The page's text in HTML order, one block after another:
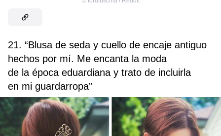
21. “Blusa de seda y cuello de encaje antiguo
hechos por mí. Me encanta la moda
de la época eduardiana y trato de incluirla
en mi guardarropa”